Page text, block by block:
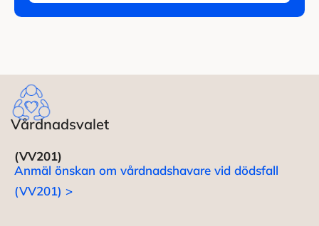
Vårdnadsvalet
(VV201)
Anmäl önskan om vårdnadshavare vid dödsfall
(VV201) >